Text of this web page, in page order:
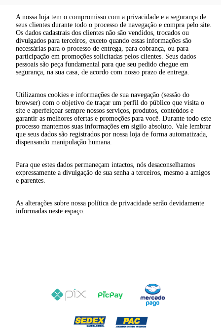
A nossa loja tem o compromisso com a privacidade e a segurança de
seus clientes durante todo o processo de navegação e compra pelo site.
Os dados cadastrais dos clientes não são vendidos, trocados ou
divulgados para terceiros, exceto quando essas informações são
necessárias para o processo de entrega, para cobrança, ou para
participação em promoções solicitadas pelos clientes. Seus dados
pessoais são peça fundamental para que seu pedido chegue em
segurança, na sua casa, de acordo com nosso prazo de entrega.
Utilizamos cookies e informações de sua navegação (sessão do
browser) com o objetivo de traçar um perfil do público que visita o
site e aperfeiçoar sempre nossos serviços, produtos, conteúdos e
garantir as melhores ofertas e promoções para você. Durante todo este
processo mantemos suas informações em sigilo absoluto. Vale lembrar
que seus dados são registrados por nossa loja de forma automatizada,
dispensando manipulação humana.
Para que estes dados permaneçam intactos, nós desaconselhamos
expressamente a divulgação de sua senha a terceiros, mesmo a amigos
e parentes.
As alterações sobre nossa política de privacidade serão devidamente
informadas neste espaço.